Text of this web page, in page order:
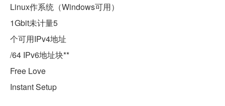
Linux作系统（Windows可用）
1Gbit未计量5
个可用IPv4地址
/64 IPv6地址块**
Free Love
Instant Setup